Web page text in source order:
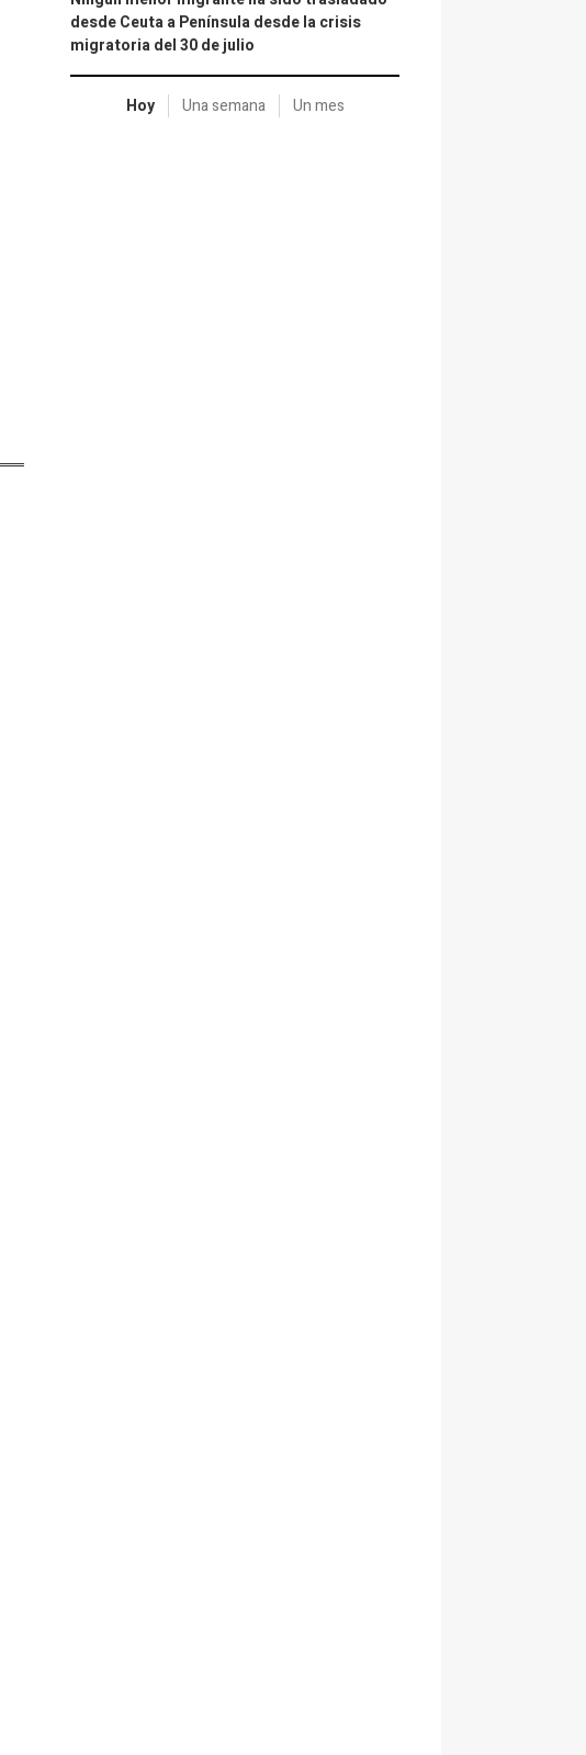
desde Ceuta a Península desde la crisis
migratoria del 30 de julio
Hoy Una semana Un mes